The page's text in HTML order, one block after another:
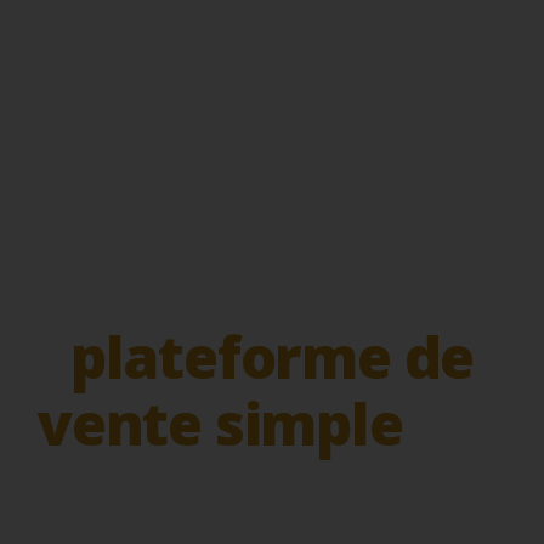
plateforme de
vente simple